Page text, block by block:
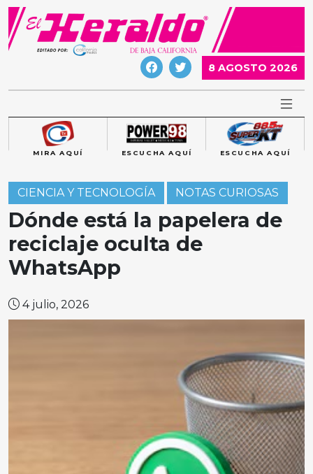
Skip
content
8 AGOSTO 2026
MIRA AQUÍ ESCUCHA AQUÍ ESCUCHA AQUÍ
CIENCIA Y TECNOLOGÍA NOTAS CURIOSAS
Dónde está la papelera de
reciclaje oculta de
WhatsApp
4 julio, 2026